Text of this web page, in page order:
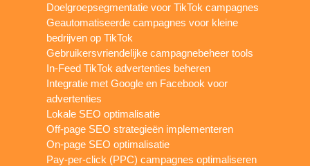
Doelgroepsegmentatie voor TikTok campagnes
Geautomatiseerde campagnes voor kleine
bedrijven op TikTok
Gebruikersvriendelijke campagnebeheer tools
In-Feed TikTok advertenties beheren
Integratie met Google en Facebook voor
advertenties
Lokale SEO optimalisatie
Off-page SEO strategieën implementeren
On-page SEO optimalisatie
Pay-per-click (PPC) campagnes optimaliseren